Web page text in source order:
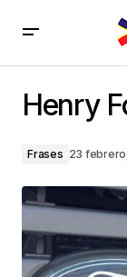
Henry
Frases 23